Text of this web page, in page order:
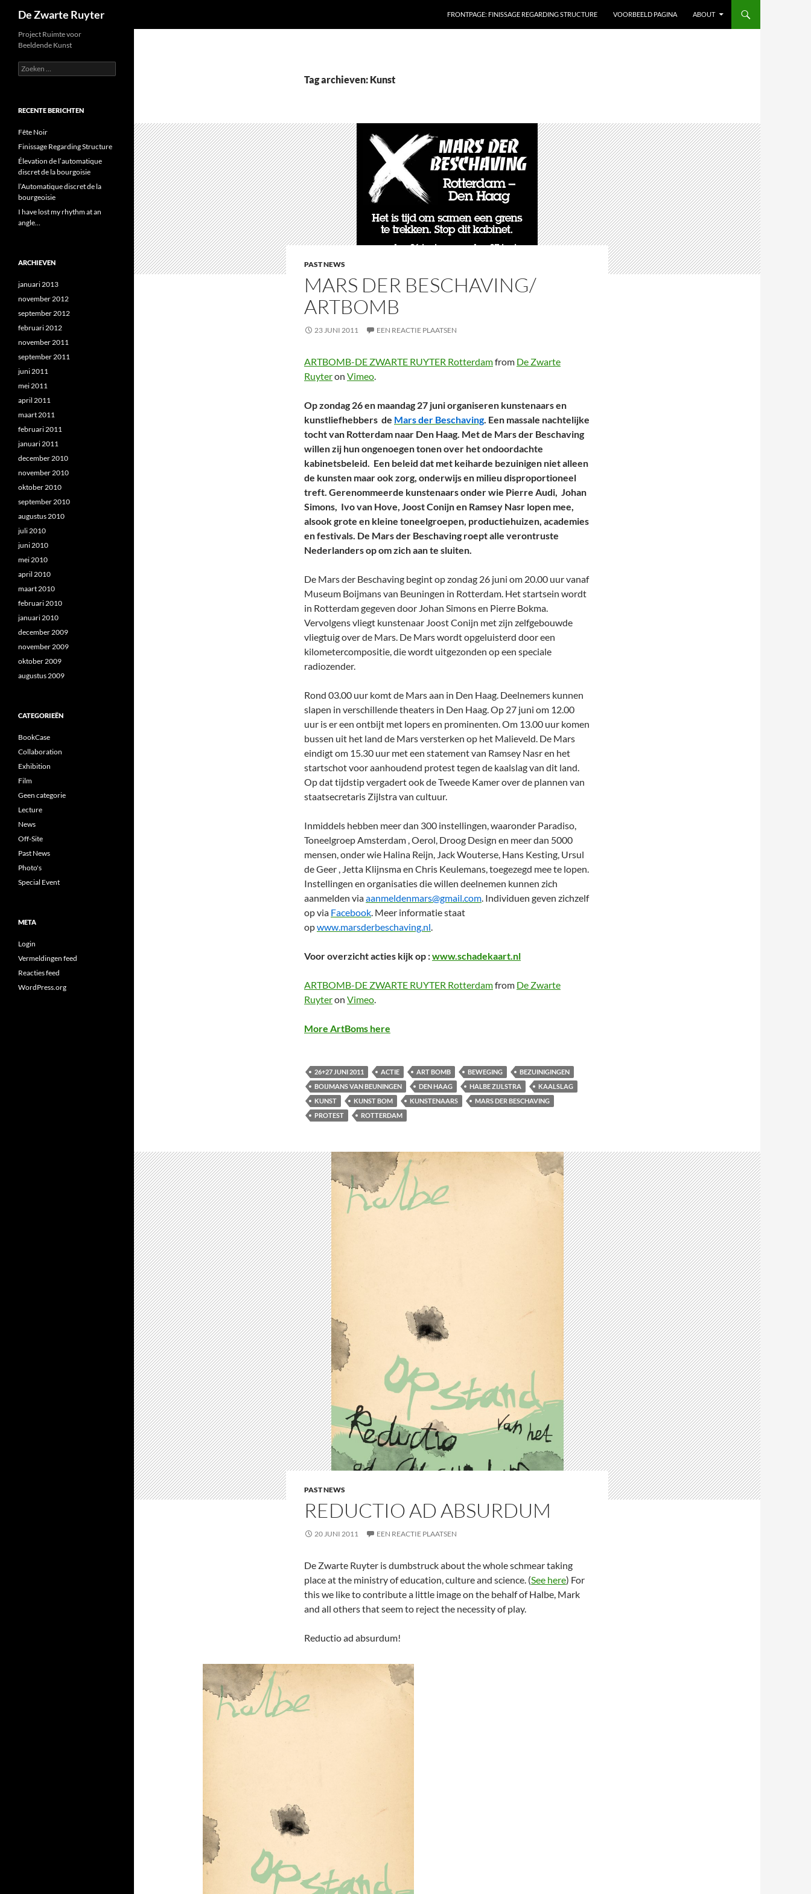
inhoud
De Zwarte Ruyter FRONTPAGE: FINISSAGE REGARDING STRUCTURE VOORBEELD PAGINA ABOUT
Tag archieven: Kunst
PAST NEWS
MARS DER BESCHAVING/
ARTBOMB
23 JUNI 2011 EEN REACTIE PLAATSEN
ARTBOMB-DE ZWARTE RUYTER Rotterdamfrom De Zwarte
Ruyteron Vimeo.
Op zondag 26 en maandag 27 juni organiseren kunstenaars en
kunstliefhebbers de Mars der Beschaving. Een massale nachtelijke
tocht van Rotterdam naar Den Haag. Met de Mars der Beschaving
willen zij hun ongenoegen tonen over het ondoordachte
kabinetsbeleid. Een beleid dat met keiharde bezuinigen niet alleen
de kunsten maar ook zorg, onderwijs en milieu disproportioneel
treft. Gerenommeerde kunstenaars onder wie Pierre Audi, Johan
Simons, Ivo van Hove, Joost Conijn en Ramsey Nasr lopen mee,
alsook grote en kleine toneelgroepen, productiehuizen, academies
en festivals. De Mars der Beschaving roept alle verontruste
Nederlanders op om zich aan te sluiten.
De Mars der Beschaving begint op zondag 26 juni om 20.00 uur vanaf
Museum Boijmans van Beuningen in Rotterdam. Het startsein wordt
in Rotterdam gegeven door Johan Simons en Pierre Bokma.
Vervolgens vliegt kunstenaar Joost Conijn met zijn zelfgebouwde
vliegtuig over de Mars. De Mars wordt opgeluisterd door een
kilometercompositie, die wordt uitgezonden op een speciale
radiozender.
Rond 03.00 uur komt de Mars aan in Den Haag. Deelnemers kunnen
slapen in verschillende theaters in Den Haag. Op 27 juni om 12.00
uur is er een ontbijt met lopers en prominenten. Om 13.00 uur komen
bussen uit het land de Mars versterken op het Malieveld. De Mars
eindigt om 15.30 uur met een statement van Ramsey Nasr en het
startschot voor aanhoudend protest tegen de kaalslag van dit land.
Op dat tijdstip vergadert ook de Tweede Kamer over de plannen van
staatsecretaris Zijlstra van cultuur.
Inmiddels hebben meer dan 300 instellingen, waaronder Paradiso,
Toneelgroep Amsterdam , Oerol, Droog Design en meer dan 5000
mensen, onder wie Halina Reijn, Jack Wouterse, Hans Kesting, Ursul
de Geer , Jetta Klijnsma en Chris Keulemans, toegezegd mee te lopen.
Instellingen en organisaties die willen deelnemen kunnen zich
aanmelden viaaanmeldenmars@gmail.com. Individuen geven zichzelf
op via Facebook. Meer informatie staat
opwww.marsderbeschaving.nl.
Voor overzicht acties kijk op :www.schadekaart.nl
ARTBOMB-DE ZWARTE RUYTER Rotterdamfrom De Zwarte
Ruyteron Vimeo.
More ArtBoms here
26+27 JUNI 2011 ACTIE ART BOMB BEWEGING
BEZUINIGINGEN
BOIJMANS VAN BEUNINGEN
DEN HAAG HALBE ZIJLSTRA
KAALSLAG
KUNST
KUNST BOM KUNSTENAARS
MARS DER BESCHAVING
PROTEST
ROTTERDAM
PAST NEWS
REDUCTIO AD ABSURDUM
20 JUNI 2011 EEN REACTIE PLAATSEN
De Zwarte Ruyter is dumbstruck about the whole schmear taking
place at the ministry of education, culture and science. (See here) For
this we like to contribute a little image on the behalf of Halbe, Mark
and all others that seem to reject the necessity of play.
Reductio ad absurdum!
Project Ruimte voor
Beeldende Kunst
Zoeken
naar:
RECENTE BERICHTEN
Fête Noir
Finissage Regarding Structure
Élevation de l’automatique
discret de la bourgoisie
l’Automatique discret de la
bourgeoisie
I have lost my rhythm at an
angle…
ARCHIEVEN
januari 2013
november 2012
september 2012
februari 2012
november 2011
september 2011
juni 2011
mei 2011
april 2011
maart 2011
februari 2011
januari 2011
december 2010
november 2010
oktober 2010
september 2010
augustus 2010
juli 2010
juni 2010
mei 2010
april 2010
maart 2010
februari 2010
januari 2010
december 2009
november 2009
oktober 2009
augustus 2009
CATEGORIEËN
BookCase
Collaboration
Exhibition
Film
Geen categorie
Lecture
News
Off-Site
Past News
Photo's
Special Event
META
Login
Vermeldingen feed
Reacties feed
WordPress.org